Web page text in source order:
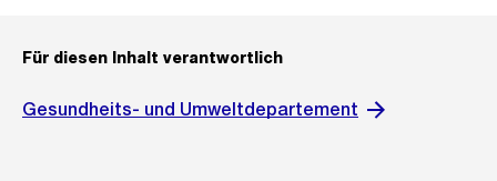
Für diesen Inhalt verantwortlich
Gesundheits- und Umweltdepartement